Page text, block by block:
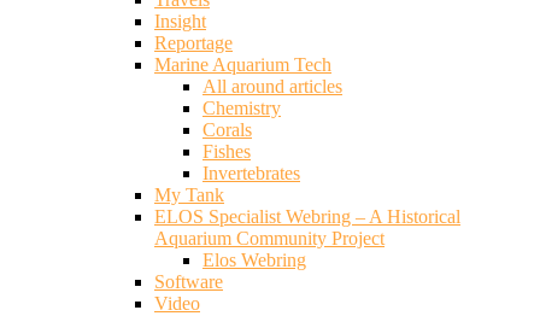
Insight
Reportage
Marine Aquarium Tech
All around articles
Chemistry
Corals
Fishes
Invertebrates
My Tank
ELOS Specialist Webring – A Historical
Aquarium Community Project
Elos Webring
Software
Video